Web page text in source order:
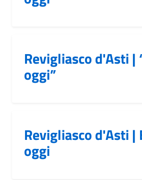
Revigliasco d'Asti |
oggi”
Revigliasco d'Asti |
oggi